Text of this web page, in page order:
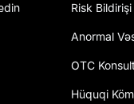
Risk Bildirişi
Anormal
OTC
Hüquqi